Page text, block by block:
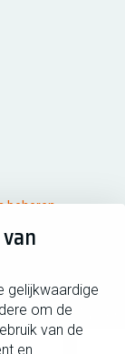
gelijkwaardige
om de
van de
en
iec 27001
beheren